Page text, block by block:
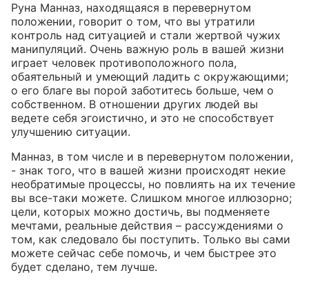
Руна Манназ, находящаяся в перевернутом
положении, говорит о том, что вы утратили
контроль над ситуацией и стали жертвой чужих
манипуляций. Очень важную роль в вашей жизни
играет человек противоположного пола,
обаятельный и умеющий ладить с окружающими;
о его благе вы порой заботитесь больше, чем о
собственном. В отношении других людей вы
ведете себя эгоистично, и это не способствует
улучшению ситуации.
Манназ, в том числе и в перевернутом положении,
- знак того, что в вашей жизни происходят некие
необратимые процессы, но повлиять на их течение
вы все-таки можете. Слишком многое иллюзорно;
цели, которых можно достичь, вы подменяете
мечтами, реальные действия – рассуждениями о
том, как следовало бы поступить. Только вы сами
можете сейчас себе помочь, и чем быстрее это
будет сделано, тем лучше.